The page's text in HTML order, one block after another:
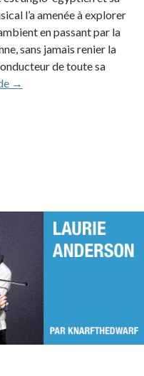
l’a amenée à explorer
en passant par la
sans jamais renier la
de toute sa
Natacha Atlas (1999-
→